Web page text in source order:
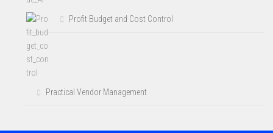
Profit Budget and Cost Control
Practical Vendor Management